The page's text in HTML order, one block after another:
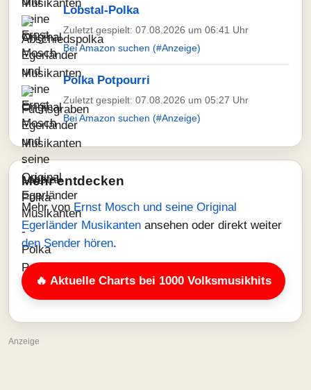
Lobstal-Polka
Zuletzt gespielt: 07.08.2026 um 06:41 Uhr
Bei Amazon suchen (#Anzeige)
Polka Potpourri
Zuletzt gespielt: 07.08.2026 um 05:27 Uhr
Bei Amazon suchen (#Anzeige)
Mehr entdecken
Mehr von Ernst Mosch und seine Original
Egerländer Musikanten ansehen oder direkt weiter
den Sender hören.
🔥 Aktuelle Charts bei 1000 Volksmusikhits
Anzeige